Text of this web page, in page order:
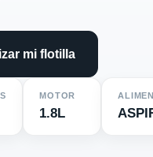
mi flotilla
MOTOR
1.8L